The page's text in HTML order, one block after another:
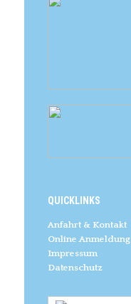
QUICKLINKS
Anfahrt & Kontakt
Online Anmeldung
Impressum
Datenschutz